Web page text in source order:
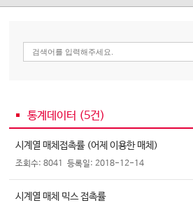
통계데이터 (5건)
시계열 매체접촉률 (어제 이용한 매체)
조회수: 8041 등록일: 2018-12-14
시계열 매체 믹스 접촉률